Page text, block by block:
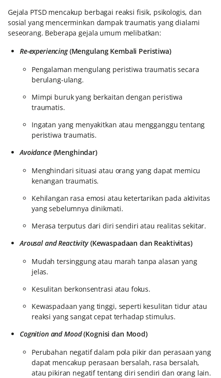
Gejala PTSD mencakup berbagai reaksi fisik, psikologis, dan
sosial yang mencerminkan dampak traumatis yang dialami
seseorang. Beberapa gejala umum melibatkan:
Re-experiencing(Mengulang Kembali Peristiwa)
Pengalaman mengulang peristiwa traumatis secara
berulang-ulang.
Mimpi buruk yang berkaitan dengan peristiwa
traumatis.
Ingatan yang menyakitkan atau mengganggu tentang
peristiwa traumatis.
Avoidance(Menghindar)
Menghindari situasi atau orang yang dapat memicu
kenangan traumatis.
Kehilangan rasa emosi atau ketertarikan pada aktivitas
yang sebelumnya dinikmati.
Merasa terputus dari diri sendiri atau realitas sekitar.
Arousal and Reactivity(Kewaspadaan dan Reaktivitas)
Mudah tersinggung atau marah tanpa alasan yang
jelas.
Kesulitan berkonsentrasi atau fokus.
Kewaspadaan yang tinggi, seperti kesulitan tidur atau
reaksi yang sangat cepat terhadap stimulus.
Cognition and Mood(Kognisi dan Mood)
Perubahan negatif dalam pola pikir dan perasaan yang
dapat mencakup perasaan bersalah, rasa bersalah,
atau pikiran negatif tentang diri sendiri dan orang lain.